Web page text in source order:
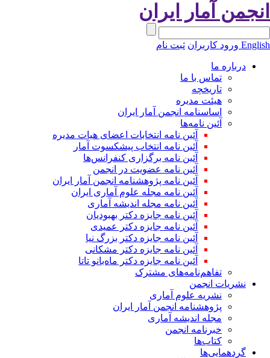
آمار ایران
ورود کاربران ثبت نام
درباره ما
تماس با ما
تاریخچه
هیئت مدیره
اساسنامه انجمن آمار ایران
آئین نامه‌ها
آئین نامه انتخابات اعضای هیات مدیره
آئین نامه انتخاب پیشکسوت آمار
آئین نامه برگزاری کنفرانس‌ها
آئین نامه عضویت در انجمن
آئین نامه پژوهشنامه انجمن آمار ایران
آئین نامه مجله علوم آماری ایران
آئین نامه مجله اندیشه آماری
آئین‌ نامه جایزه دکتر بهبودیان
آئین نامه جایزه دکتر عمیدی
آئین نامه جایزه دکتر بزرگ نیا
آئین نامه جایزه دکتر مشکانی
آئین نامه جایزه دکتر ماه‌بانو تاتا
تفاهم‌نامه‌های مشترک
نشریات انجمن
نشریه علوم آماری
پژوهشنامه انجمن آمار ایران
مجله اندیشه آماری
خبرنامه انجمن
کتاب‌ها
گردهمایی‌ها